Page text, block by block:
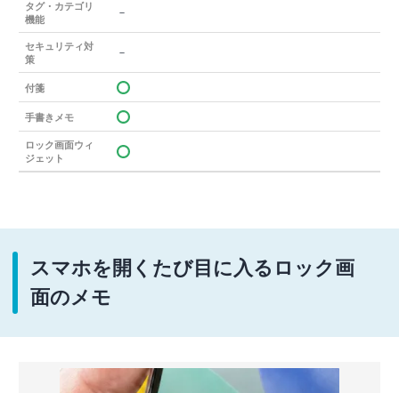
タグ・カテゴリ
機能
－
セキュリティ対
策
－
付箋
手書きメモ
ロック画面ウィ
ジェット
スマホを開くたび目に入るロック画
面のメモ